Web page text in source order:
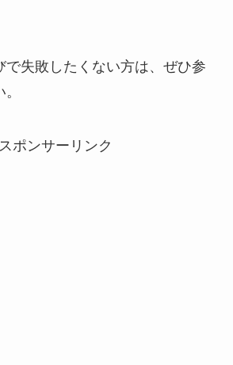
で失敗したくない方は、ぜひ参
スポンサーリンク